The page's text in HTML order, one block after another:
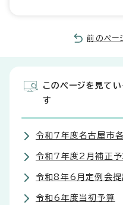
前のペー
このページを見て
す
令和7年度名古屋市
令和7年度2月補正予
令和8年6月定例会提
令和6年度当初予算